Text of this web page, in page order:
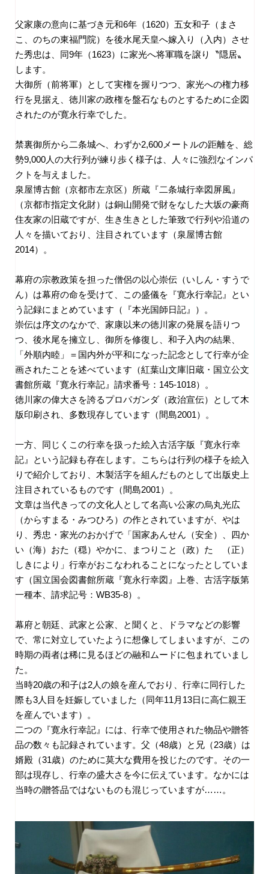
父家康の意向に基づき元和6年（1620）五女和子（まさ
こ、のちの東福門院）を後水尾天皇へ嫁入り（入内）させ
た秀忠は、同9年（1623）に家光へ将軍職を譲り〝隠居〟
します。
大御所（前将軍）として実権を握りつつ、家光への権力移
行を見据え、徳川家の政権を盤石なものとするために企図
されたのが寛永行幸でした。
禁裏御所から二条城へ、わずか2,600 メートルの距離を、総
勢9,000人の大行列が練り歩く様子は、人々に強烈なインパ
クトを与えました。
泉屋博古館（京都市左京区）所蔵『二条城行幸図屏風』
（京都市指定文化財）は銅山開発で財をなした大坂の豪商
住友家の旧蔵ですが、生き生きとした筆致で行列や沿道の
人々を描いており、注目されています（泉屋博古館
2014）。
幕府の宗教政策を担った僧侶の以心崇伝（いしん・すうで
ん）は幕府の命を受けて、この盛儀を『寛永行幸記』とい
う記録にまとめています（『本光国師日記』）。
崇伝は序文のなかで、家康以来の徳川家の発展を語りつ
つ、後水尾を擁立し、御所を修復し、和子入内の結果、
「外順内睦」＝国内外が平和になった記念として行幸が企
画されたことを述べています（紅葉山文庫旧蔵・国立公文
書館所蔵『寛永行幸記』請求番号： 145-1018）。
徳川家の偉大さを誇るプロパガンダ（政治宣伝）として木
版印刷され、多数現存しています（間島2001）。
一方、同じくこの行幸を扱った絵入古活字版『寛永行幸
記』という記録も存在します。こちらは行列の様子を絵入
りで紹介しており、木製活字を組んだものとして出版史上
注目されているものです（間島2001）。
文章は当代きっての文化人として名高い公家の烏丸光広
（からすまる・みつひろ）の作とされていますが、やは
り、秀忠・家光のおかげで「国家あんせん（安全）、四か
い（海）おた（穏）やかに、まつりこと（政）たゝ（正）
しきにより」行幸がおこなわれることになったとしていま
す（国立国会図書館所蔵『寛永行幸図』上巻、古活字版第
一種本、請求記号： WB35-8）。
幕府と朝廷、武家と公家、と聞くと、ドラマなどの影響
で、常に対立していたように想像してしまいますが、この
時期の両者は稀に見るほどの融和ムードに包まれていまし
た。
当時20歳の和子は2人の娘を産んでおり、行幸に同行した
際も3人目を妊娠していました（同年11 月 13日に高仁親王
を産んでいます）。
二つの『寛永行幸記』には、行幸で使用された物品や贈答
品の数々も記録されています。父（48歳）と兄（23歳）は
婿殿（31歳）のために莫大な費用を投じたのです。その一
部は現存し、行幸の盛大さを今に伝えています。なかには
当時の贈答品ではないものも混じっていますが……。